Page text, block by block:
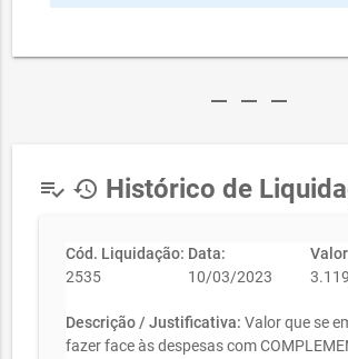
remove remove remove
playlist_add_check history Histórico de
Cód. Liquidação:
2535
Data:
10/03/2023
Descrição / Justificativa: Valor que se
fazer face às despesas com